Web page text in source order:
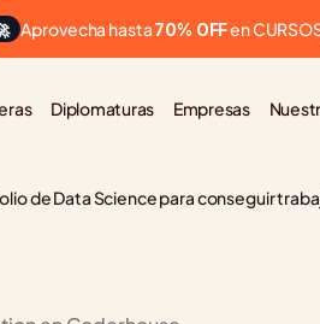
Aprovecha hasta 70% OFF en
Diplomaturas Empresas
de Data Science para conseguir